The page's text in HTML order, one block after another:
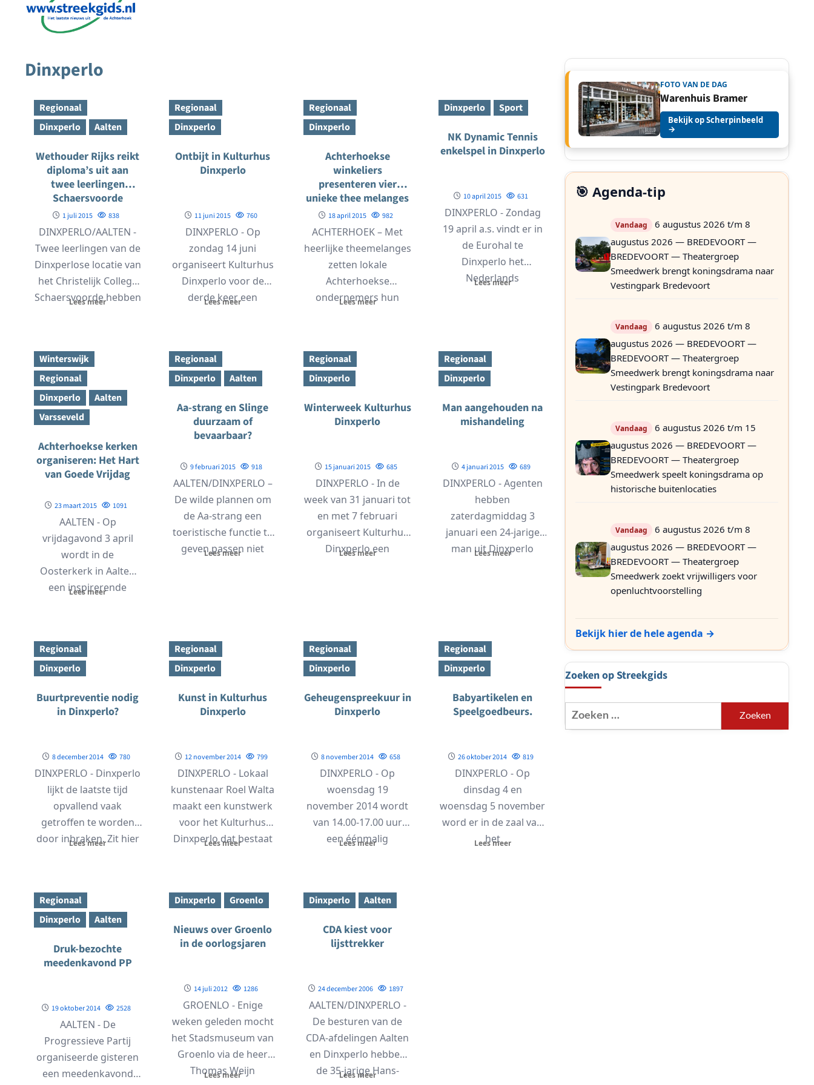
Dinxperlo
Regionaal
Dinxperlo
Aalten
Wethouder Rijks reikt
diploma’s uit aan
twee leerlingen
Schaersvoorde
1 juli 2015 838
DINXPERLO/AALTEN -
Twee leerlingen van de
Dinxperlose locatie van
het Christelijk College
Schaersvoorde hebben
Lees meer
Regionaal
Dinxperlo
Ontbijt in Kulturhus
Dinxperlo
11 juni 2015 760
DINXPERLO - Op
zondag 14 juni
organiseert Kulturhus
Dinxperlo voor de
derde keer een
Lees meer
Regionaal
Dinxperlo
Achterhoekse
winkeliers
presenteren vier
unieke thee melanges
18 april 2015 982
ACHTERHOEK – Met
heerlijke theemelanges
zetten lokale
Achterhoekse
ondernemers hun
theebedrijf...
Lees meer
Dinxperlo Sport
NK Dynamic Tennis
enkelspel in Dinxperlo
10 april 2015 631
DINXPERLO - Zondag
19 april a.s. vindt er in
de Eurohal te
Dinxperlo het
Nederlands
Lees meer
Winterswijk
Regionaal
Dinxperlo
Aalten
Varsseveld
Achterhoekse kerken
organiseren: Het Hart
van Goede Vrijdag
23 maart 2015 1091
AALTEN - Op
vrijdagavond 3 april
wordt in de
Oosterkerk in Aalten
een inspirerende
Lees meer
Regionaal
Dinxperlo
Aalten
Aa-strang en Slinge
duurzaam of
bevaarbaar?
9 februari 2015 918
AALTEN/DINXPERLO –
De wilde plannen om
de Aa-strang een
toeristische functie te
geven passen niet
Lees meer
Regionaal
Dinxperlo
Winterweek Kulturhus
Dinxperlo
15 januari 2015 685
DINXPERLO - In de
week van 31 januari tot
en met 7 februari
organiseert Kulturhus
Dinxperlo een
Lees meer
Regionaal
Dinxperlo
Man aangehouden na
mishandeling
4 januari 2015 689
DINXPERLO - Agenten
hebben
zaterdagmiddag 3
januari een 24-jarige
man uit Dinxperlo
Lees meer
Regionaal
Dinxperlo
Buurtpreventie nodig
in Dinxperlo?
8 december 2014 780
DINXPERLO - Dinxperlo
lijkt de laatste tijd
opvallend vaak
getroffen te worden
door inbraken. Zit hier
Lees meer
Regionaal
Dinxperlo
Kunst in Kulturhus
Dinxperlo
12 november 2014 799
DINXPERLO - Lokaal
kunstenaar Roel Walta
maakt een kunstwerk
voor het Kulturhus
Dinxperlo dat bestaat
Lees meer
Regionaal
Dinxperlo
Geheugenspreekuur in
Dinxperlo
8 november 2014 658
DINXPERLO - Op
woensdag 19
november 2014 wordt
van 14.00-17.00 uur
een éénmalig
Jenny,...
Lees meer
Regionaal
Dinxperlo
Babyartikelen en
Speelgoedbeurs.
26 oktober 2014 819
DINXPERLO - Op
dinsdag 4 en
woensdag 5 november
word er in de zaal van
het
Lees meer
Regionaal
Dinxperlo
Aalten
Druk-bezochte
meedenkavond PP
19 oktober 2014 2528
AALTEN - De
Progressieve Partij
organiseerde gisteren
een meedenkavond
Dinxperlo Groenlo
Nieuws over Groenlo
in de oorlogsjaren
14 juli 2012 1286
GROENLO - Enige
weken geleden mocht
het Stadsmuseum van
Groenlo via de heer
Thomas Weijn
Lees meer
Dinxperlo Aalten
CDA kiest voor
lijsttrekker
24 december 2006 1897
AALTEN/DINXPERLO -
De besturen van de
CDA-afdelingen Aalten
en Dinxperlo hebben
de 35-jarige Hans-
Lees meer
FOTO VAN DE DAG
Warenhuis Bramer
Bekijk op Scherpinbeeld
→
🎯 Agenda-tip
Vandaag
6 augustus 2026 t/m 8
augustus 2026 — BREDEVOORT —
BREDEVOORT — Theatergroep
Smeedwerk brengt koningsdrama naar
Vestingpark Bredevoort
Vandaag
6 augustus 2026 t/m 8
augustus 2026 — BREDEVOORT —
BREDEVOORT — Theatergroep
Smeedwerk brengt koningsdrama naar
Vestingpark Bredevoort
Vandaag
6 augustus 2026 t/m 15
augustus 2026 — BREDEVOORT —
BREDEVOORT — Theatergroep
Smeedwerk speelt koningsdrama op
historische buitenlocaties
Vandaag
6 augustus 2026 t/m 8
augustus 2026 — BREDEVOORT —
BREDEVOORT — Theatergroep
Smeedwerk zoekt vrijwilligers voor
openluchtvoorstelling
Bekijk hier de hele agenda →
Zoeken op Streekgids
Zoeken
naar: